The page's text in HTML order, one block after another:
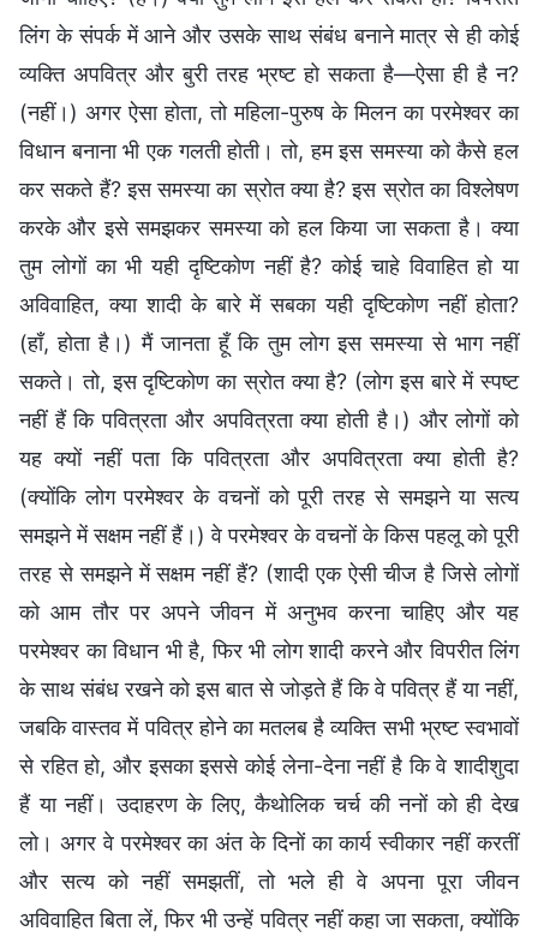
लिंग के संपर्क में आने और उसके साथ संबंध बनाने मात्र से ही कोई
व्यक्ति अपवित्र और बुरी तरह भ्रष्ट हो सकता है—ऐसा ही है न?
(नहीं।) अगर ऐसा होता, तो महिला-पुरुष के मिलन का परमेश्वर का
विधान बनाना भी एक गलती होती। तो, हम इस समस्या को कैसे हल
कर सकते हैं? इस समस्या का स्रोत क्या है? इस स्रोत का विश्लेषण
करके और इसे समझकर समस्या को हल किया जा सकता है। क्या
तुम लोगों का भी यही दृष्टिकोण नहीं है? कोई चाहे विवाहित हो या
अविवाहित, क्या शादी के बारे में सबका यही दृष्टिकोण नहीं होता?
(हाँ, होता है।) मैं जानता हूँ कि तुम लोग इस समस्या से भाग नहीं
सकते। तो, इस दृष्टिकोण का स्रोत क्या है? (लोग इस बारे में स्पष्ट
नहीं हैं कि पवित्रता और अपवित्रता क्या होती है।) और लोगों को
यह क्यों नहीं पता कि पवित्रता और अपवित्रता क्या होती है?
(क्योंकि लोग परमेश्वर के वचनों को पूरी तरह से समझने या सत्य
समझने में सक्षम नहीं हैं।) वे परमेश्वर के वचनों के किस पहलू को पूरी
तरह से समझने में सक्षम नहीं हैं? (शादी एक ऐसी चीज है जिसे लोगों
को आम तौर पर अपने जीवन में अनुभव करना चाहिए और यह
परमेश्वर का विधान भी है, फिर भी लोग शादी करने और विपरीत लिंग
के साथ संबंध रखने को इस बात से जोड़ते हैं कि वे पवित्र हैं या नहीं,
जबकि वास्तव में पवित्र होने का मतलब है व्यक्ति सभी भ्रष्ट स्वभावों
से रहित हो, और इसका इससे कोई लेना-देना नहीं है कि वे शादीशुदा
हैं या नहीं। उदाहरण के लिए, कैथोलिक चर्च की ननों को ही देख
लो। अगर वे परमेश्वर का अंत के दिनों का कार्य स्वीकार नहीं करतीं
और सत्य को नहीं समझतीं, तो भले ही वे अपना पूरा जीवन
अविवाहित बिता लें, फिर भी उन्हें पवित्र नहीं कहा जा सकता, क्योंकि